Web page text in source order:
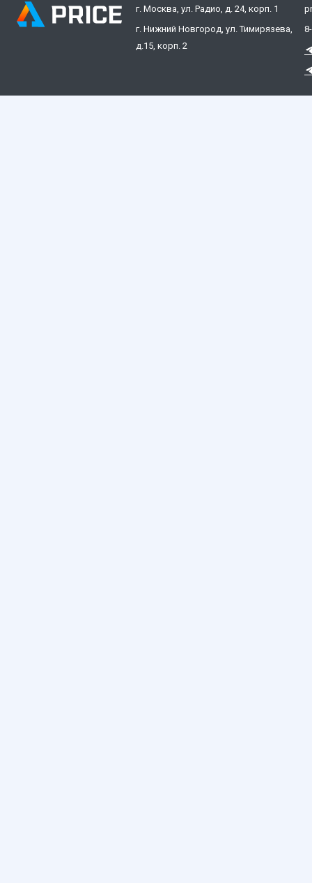
г. Москва, ул. Радио, д. 24, корп. 1
г. Нижний Новгород, ул. Тимирязева,
д.15, корп. 2